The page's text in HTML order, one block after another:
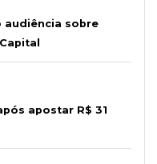
audiência sobre
apostar R$ 31